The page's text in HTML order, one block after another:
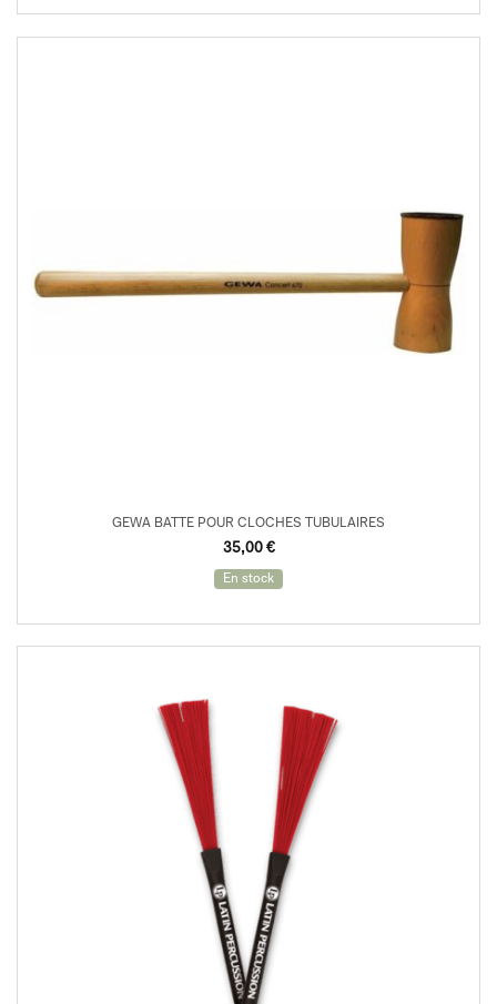
GEWA BATTE POUR CLOCHES TUBULAIRES
35,00 €
En stock